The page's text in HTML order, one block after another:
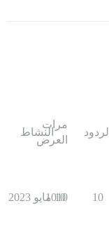
الردود
مرات
العرض
النشاط
10
1010
10 مايو 2023